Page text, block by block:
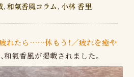
, 和氣香風コラム, 小林 香里
疲れたら……休もう！／疲れを癒や
和氣香風が掲載されました。